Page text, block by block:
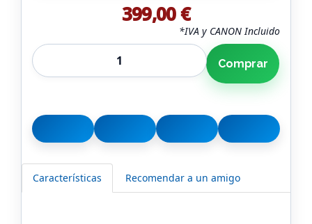
399,00 €
*IVA y CANON Incluido
Comprar
Características Recomendar a un amigo